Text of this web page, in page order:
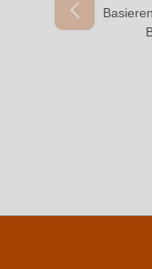
Durchschnittliche
Ihr Passwort